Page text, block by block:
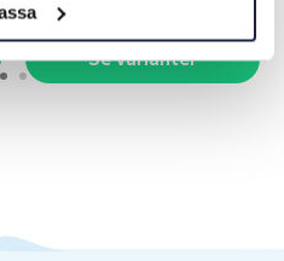
Se varianter